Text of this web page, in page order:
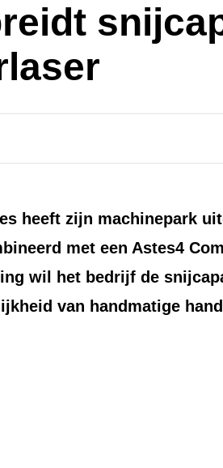
heeft zijn machinepark
met een Astes4
wil het bedrijf de
van handmatige